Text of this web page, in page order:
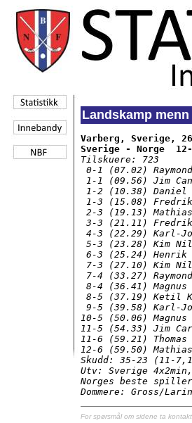
Landskamp menn
Varberg, Sverige,
Sverige - Norge
Tilskuere: 723
0-1 (07.02)
1-1 (09.56) Jim
1-2 (10.38) Daniel
1-3 (15.08)
2-3 (19.13)
3-3 (21.11) Fredrik
4-3 (22.29) Karl-
5-3 (23.28) Kim
6-3 (25.24) Henrik
7-3 (27.10) Kim
7-4 (33.27)
8-4 (36.41) Magnus
8-5 (37.19) Ketil
9-5 (39.58) Karl-
10-5 (50.06)
11-5 (54.33) Jim
11-6 (59.21)
12-6 (59.50)
Skudd: 35-23 (11-
Utv: Sverige 4x2min,
Norges beste
Dommere: Gross/
For spørsmål om sidene ta